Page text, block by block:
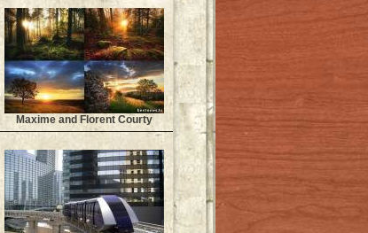
Maxime and Florent Courty